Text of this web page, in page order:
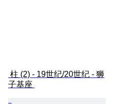
子基座